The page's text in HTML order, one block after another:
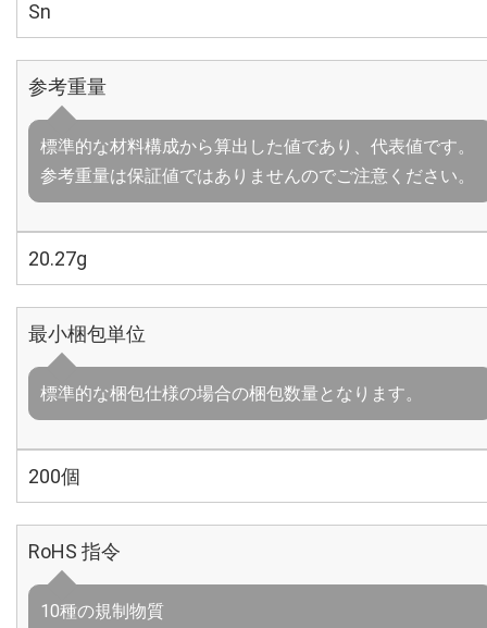
Sn
参考重量
標準的な材料構成から算出した値であり、代表値です。
参考重量は保証値ではありませんのでご注意ください。
20.27g
最小梱包単位
標準的な梱包仕様の場合の梱包数量となります。
200個
RoHS 指令
10種の規制物質